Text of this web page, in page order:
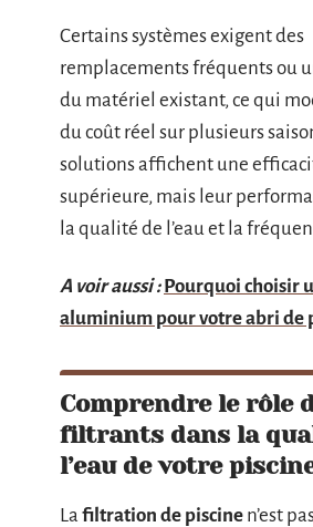
Certains systèmes exigent des
remplacements fréquents ou
du matériel existant, ce qui
du coût réel sur plusieurs
solutions affichent une
supérieure, mais leur
la qualité de l’eau et la
A voir aussi : Pourquoi choisir
aluminium pour votre abri de
Comprendre le rôle
filtrants dans la
l’eau de votre
La filtration de piscine n’est